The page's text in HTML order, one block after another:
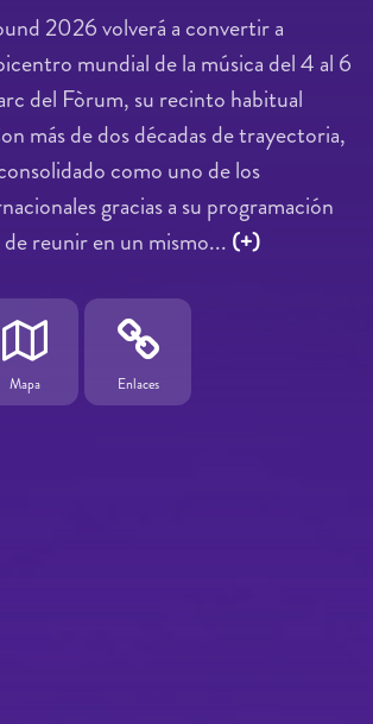
2026 volverá a convertir a
mundial de la música del 4 al 6
del Fòrum, su recinto habitual
más de dos décadas de trayectoria,
como uno de los
gracias a su programación
reunir en un mismo... (+)
Mapa Enlaces